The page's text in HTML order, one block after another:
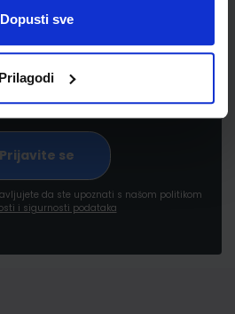
Dopusti sve
Prilagodi
akcijama i drugim
da ste upoznati s našom politikom
i sigurnosti podataka